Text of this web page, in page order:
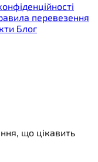
перевезення
Блог
що цікавить